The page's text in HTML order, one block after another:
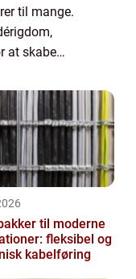
til mange.
at skabe
til moderne
fleksibel og
kabelføring